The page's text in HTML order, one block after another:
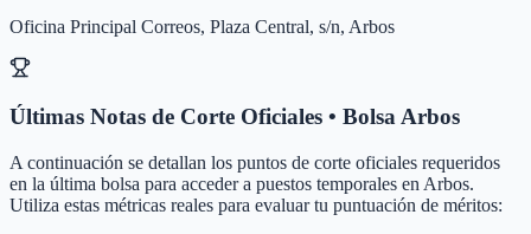
Oficina Principal Correos, Plaza Central, s/n, Arbos
Últimas Notas de Corte Oficiales • BolsaArbos
A continuación se detallan los puntos de corte oficiales requeridos
en la última bolsa para acceder a puestos temporales en Arbos.
Utiliza estas métricas reales para evaluar tu puntuación de méritos: